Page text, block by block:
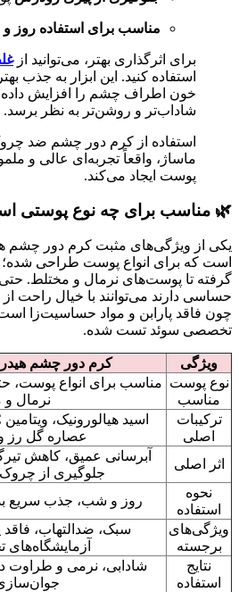
مناسب برای استفاده روز
برای اثرگذاری بهتر، می‌توانید از
استفاده کنید. این ابزار به جذب
خون اطراف چشم را افزایش
شاداب‌تر و روشن‌تر به نظر برسد.
استفاده از کرم دور چشم ضد
ماساژ، واقعاً تجربه‌ای عالی و
پوست ایجاد می‌کند.
🌿 مناسب برای چه نوع پوستی
یکی از ویژگی‌های مثبت کرم دور چشم
است که برای انواع پوست طراحی
گرفته تا پوست‌های نرمال و مختلط.
حساسی دارند می‌توانند با خیال راحت از
چون فاقد پارابن و مواد حساسیت‌زا
تخصصی سوئد تست شده.
ویژگی
کرم دور چشم هیدرا
نوع پوست
مناسب
مناسب برای انواع
نرمال
ترکیبات
اصلی
عصاره گل رز
اثر اصلی
آبرسانی عمیق، کاهش
جلوگیری از
نحوه
استفاده
روز و شب، جذب سریع
ویژگی‌های
برجسته
سبک، ضدالتهاب، فاقد
نتایج
استفاده
شادابی، نرمی و